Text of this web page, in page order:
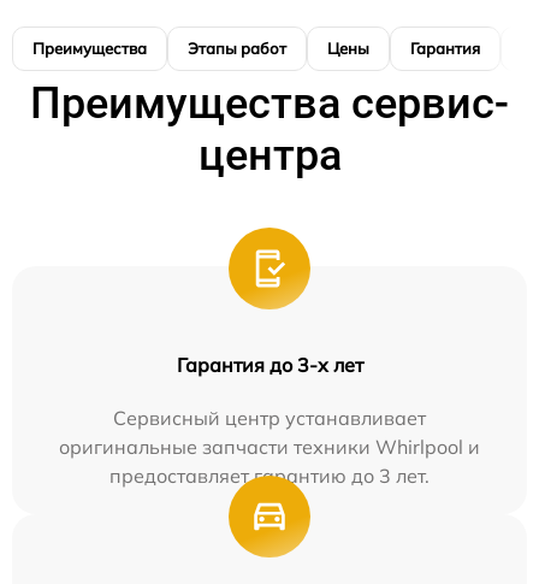
Преимущества Этапы работ Цены Гарантия
Преимущества сервис-
центра
Гарантия до 3-х лет
Сервисный центр устанавливает
оригинальные запчасти техники Whirlpool и
предоставляет гарантию до 3 лет.